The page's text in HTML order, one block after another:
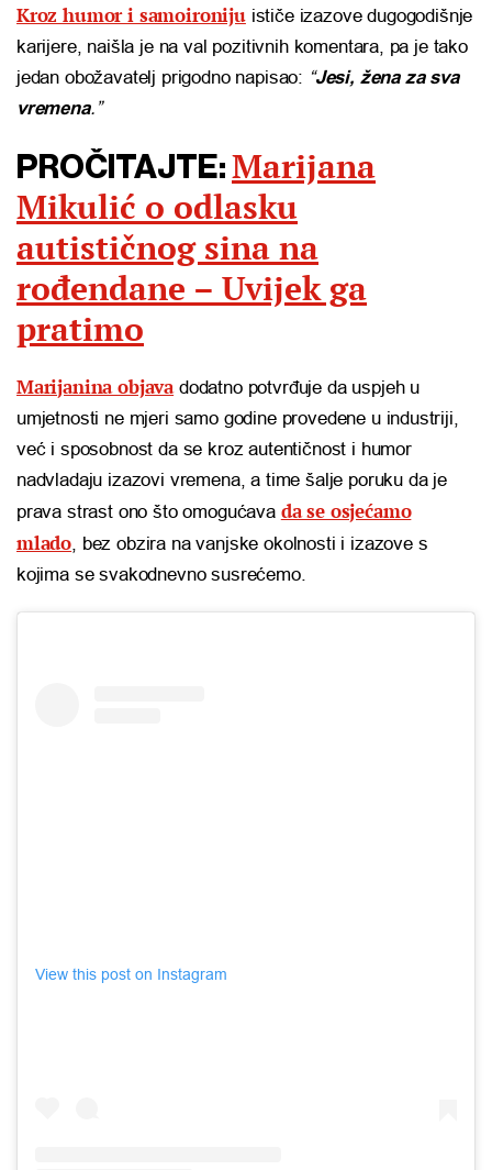
Kroz humor i samoironijuističe izazove dugogodišnje
karijere, naišla je na val pozitivnih komentara, pa je tako
jedan obožavatelj prigodno napisao: “Jesi, žena za sva
vremena.”
PROČITAJTE: Marijana
Mikulić o odlasku
autističnog sina na
rođendane – Uvijek ga
pratimo
Marijanina objavadodatno potvrđuje da uspjeh u
umjetnosti ne mjeri samo godine provedene u industriji,
već i sposobnost da se kroz autentičnost i humor
nadvladaju izazovi vremena, a time šalje poruku da je
prava strast ono što omogućava da se osjećamo
mlado, bez obzira na vanjske okolnosti i izazove s
kojima se svakodnevno susrećemo.
View this post on Instagram